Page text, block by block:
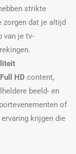
strikte
dat je altijd
van je tv-
Full HD content,
beeld- en
of
krijgen die